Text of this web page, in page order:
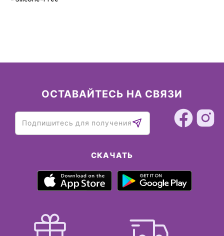
ОСТАВАЙТЕСЬ НА СВЯЗИ
СКАЧАТЬ